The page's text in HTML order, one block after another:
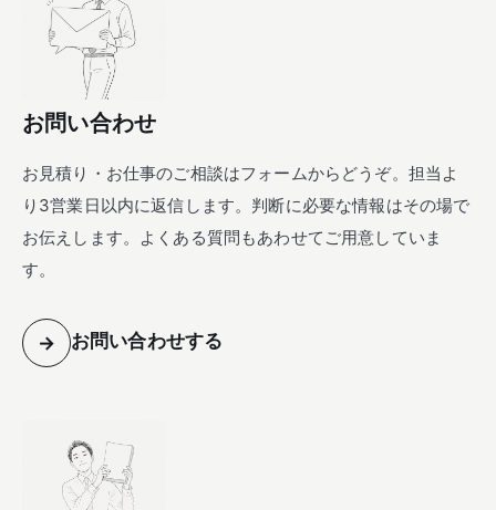
お問い合わせ
お見積り・お仕事のご相談はフォームからどうぞ。担当よ
り3営業日以内に返信します。判断に必要な情報はその場で
お伝えします。よくある質問もあわせてご用意していま
す。
→ お問い合わせする